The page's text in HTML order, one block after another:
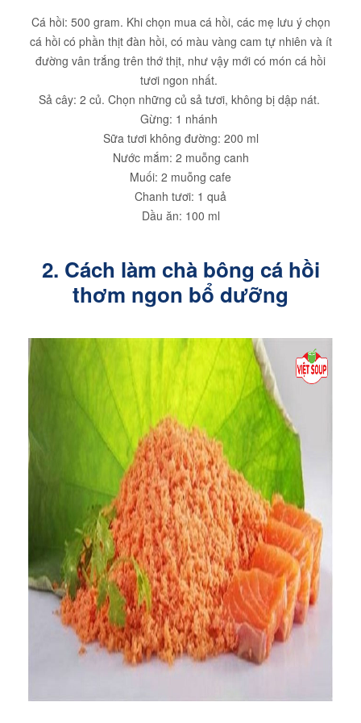
Cá hồi: 500 gram. Khi chọn mua cá hồi, các mẹ lưu ý chọn
cá hồi có phần thịt đàn hồi, có màu vàng cam tự nhiên và ít
đường vân trắng trên thớ thịt, như vậy mới có món cá hồi
tươi ngon nhất.
Sả cây: 2 củ. Chọn những củ sả tươi, không bị dập nát.
Gừng: 1 nhánh
Sữa tươi không đường: 200 ml
Nước mắm: 2 muỗng canh
Muối: 2 muỗng cafe
Chanh tươi: 1 quả
Dầu ăn: 100 ml
2. Cách làm chà bông cá hồi
thơm ngon bổ dưỡng